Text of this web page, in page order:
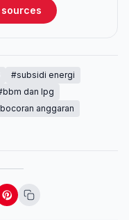
#subsidi energi
dan lpg
anggaran